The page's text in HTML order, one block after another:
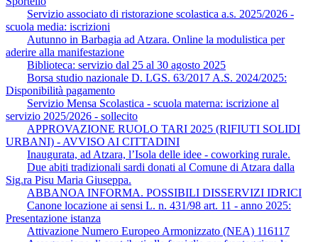
Servizio associato di ristorazione scolastica a.s. 2025/2026 -
scuola media: iscrizioni
Autunno in Barbagia ad Atzara. Online la modulistica per
aderire alla manifestazione
Biblioteca: servizio dal 25 al 30 agosto 2025
Borsa studio nazionale D. LGS. 63/2017 A.S. 2024/2025:
Disponibilità pagamento
Servizio Mensa Scolastica - scuola materna: iscrizione al
servizio 2025/2026 - sollecito
APPROVAZIONE RUOLO TARI 2025 (RIFIUTI SOLIDI
URBANI) - AVVISO AI CITTADINI
Inaugurata, ad Atzara, l’Isola delle idee - coworking rurale.
Due abiti tradizionali sardi donati al Comune di Atzara dalla
Sig.ra Pisu Maria Giuseppa.
ABBANOA INFORMA. POSSIBILI DISSERVIZI IDRICI
Canone locazione ai sensi L. n. 431/98 art. 11 - anno 2025:
Presentazione istanza
Attivazione Numero Europeo Armonizzato (NEA) 116117